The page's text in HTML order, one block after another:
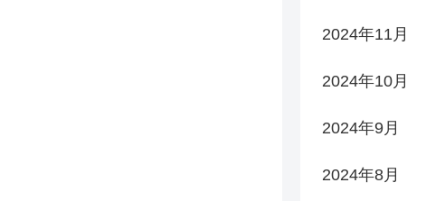
2024年11月
2024年10月
2024年9月
2024年8月